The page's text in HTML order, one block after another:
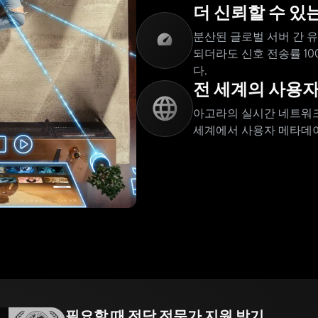
더 신뢰할 수 있
분산된 글로벌 서버 간
되더라도 신호 전송률
다.
전 세계의 사용
아고라의 실시간 네트워
세계에서 사용자 메타데